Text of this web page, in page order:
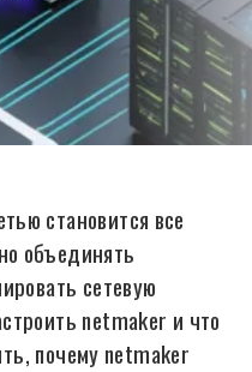
становится все
объединять
сетевую
netmaker и что
почему netmaker